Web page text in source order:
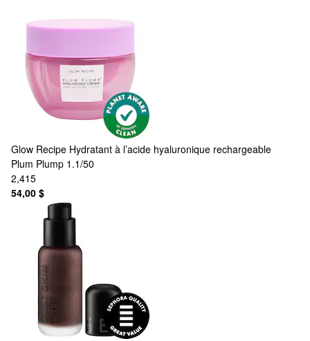
Glow Recipe Hydratant à l’acide hyaluronique rechargeable
Plum Plump 1.1/50
2,415
54,00 $